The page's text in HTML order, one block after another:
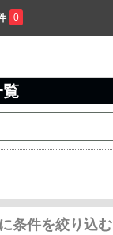
0
覧
条件を絞り込む